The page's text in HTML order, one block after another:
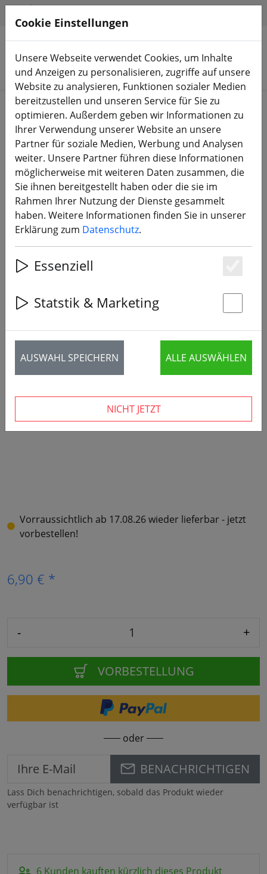
Produkte suchen
Start Akkus Ladezubehör
BetaFPV BT2.0 U Pigtail Kabel
40mm Micro FPV Akku Anschluss 6
Stück
Vorraussichtlich ab 17.08.26 wieder lieferbar - jetzt
vorbestellen!
6,90 € *
- +
VORBESTELLUNG
oder
BENACHRICHTIGEN
Lass Dich benachrichtigen, sobald das Produkt wieder
verfügbar ist
6 Kunden kauften kürzlich dieses Produkt
Cookie Einstellungen
Unsere Webseite verwendet Cookies, um Inhalte
und Anzeigen zu personalisieren, zugriffe auf unsere
Website zu analysieren, Funktionen sozialer Medien
bereitzustellen und unseren Service für Sie zu
optimieren. Außerdem geben wir Informationen zu
Ihrer Verwendung unserer Website an unsere
Partner für soziale Medien, Werbung und Analysen
weiter. Unsere Partner führen diese Informationen
möglicherweise mit weiteren Daten zusammen, die
Sie ihnen bereitgestellt haben oder die sie im
Rahmen Ihrer Nutzung der Dienste gesammelt
haben. Weitere Informationen finden Sie in unserer
Erklärung zum Datenschutz.
Essenziell
Statstik & Marketing
AUSWAHL SPEICHERN ALLE AUSWÄHLEN
NICHT JETZT